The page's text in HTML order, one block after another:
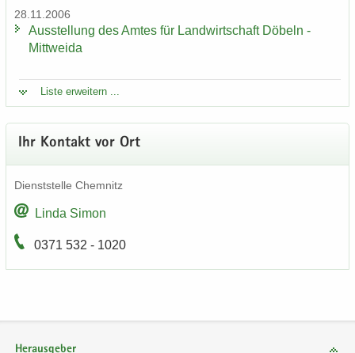
28.11.2006
Aus­stel­lung des Amtes für Land­wirt­schaft Dö­beln -
Mitt­wei­da
Liste er­wei­tern ...
Ihr Kon­takt vor Ort
Dienst­stel­le Chem­nitz
Linda Simon
0371 532 - 1020
Herausgeber